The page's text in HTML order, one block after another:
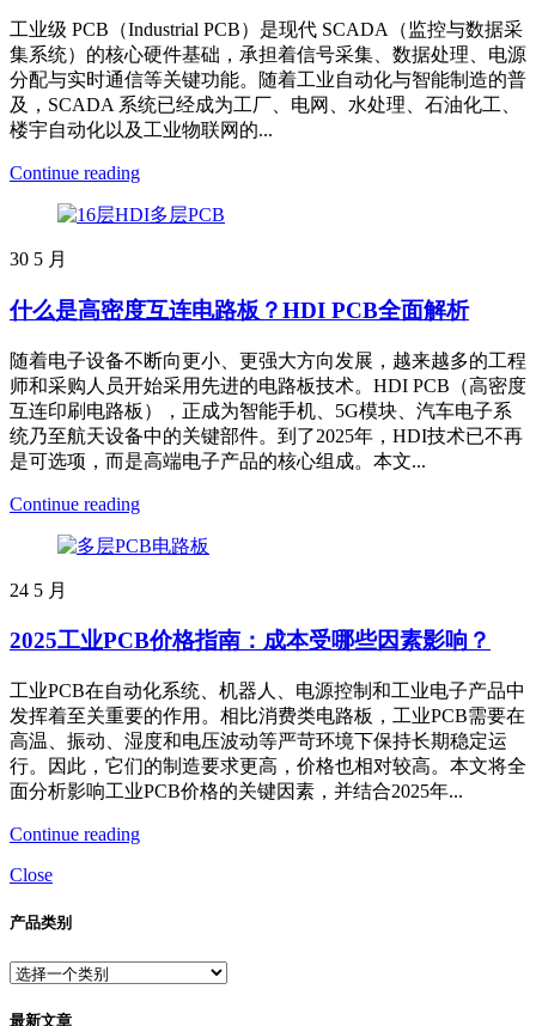
工业级 PCB（Industrial PCB）是现代 SCADA（监控与数据采
集系统）的核心硬件基础，承担着信号采集、数据处理、电源
分配与实时通信等关键功能。随着工业自动化与智能制造的普
及，SCADA 系统已经成为工厂、电网、水处理、石油化工、
楼宇自动化以及工业物联网的...
Continue reading
30 5 月
什么是高密度互连电路板？HDI PCB全面解析
随着电子设备不断向更小、更强大方向发展，越来越多的工程
师和采购人员开始采用先进的电路板技术。HDI PCB（高密度
互连印刷电路板），正成为智能手机、5G模块、汽车电子系
统乃至航天设备中的关键部件。到了2025年，HDI技术已不再
是可选项，而是高端电子产品的核心组成。本文...
Continue reading
24 5 月
2025工业PCB价格指南：成本受哪些因素影响？
工业PCB在自动化系统、机器人、电源控制和工业电子产品中
发挥着至关重要的作用。相比消费类电路板，工业PCB需要在
高温、振动、湿度和电压波动等严苛环境下保持长期稳定运
行。因此，它们的制造要求更高，价格也相对较高。本文将全
面分析影响工业PCB价格的关键因素，并结合2025年...
Continue reading
Close
产品类别
最新文章